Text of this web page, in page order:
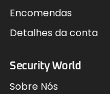
Encomendas
Detalhes da conta
Security World
Sobre Nós